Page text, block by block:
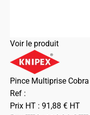
Voir le produit
Pince Multiprise
Ref :
Prix HT : 91,88 € HT